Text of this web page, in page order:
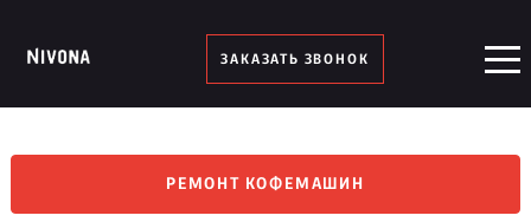
ЗАКАЗАТЬ ЗВОНОК
РЕМОНТ КОФЕМАШИН